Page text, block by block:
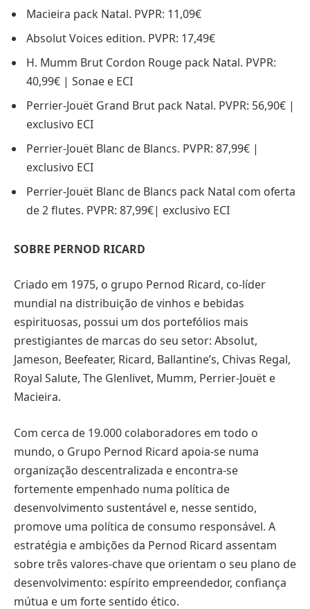
Macieira pack Natal. PVPR: 11,09€
Absolut Voices edition. PVPR: 17,49€
H. Mumm Brut Cordon Rouge pack Natal. PVPR:
40,99€ | Sonae e ECI
Perrier-Jouët Grand Brut pack Natal. PVPR: 56,90€ |
exclusivo ECI
Perrier-Jouët Blanc de Blancs. PVPR: 87,99€ |
exclusivo ECI
Perrier-Jouët Blanc de Blancs pack Natal com oferta
de 2 flutes. PVPR: 87,99€| exclusivo ECI
SOBRE PERNOD RICARD
Criado em 1975, o grupo Pernod Ricard, co-líder
mundial na distribuição de vinhos e bebidas
espirituosas, possui um dos portefólios mais
prestigiantes de marcas do seu setor: Absolut,
Jameson, Beefeater, Ricard, Ballantine’s, Chivas Regal,
Royal Salute, The Glenlivet, Mumm, Perrier-Jouët e
Macieira.
Com cerca de 19.000 colaboradores em todo o
mundo, o Grupo Pernod Ricard apoia-se numa
organização descentralizada e encontra-se
fortemente empenhado numa política de
desenvolvimento sustentável e, nesse sentido,
promove uma política de consumo responsável. A
estratégia e ambições da Pernod Ricard assentam
sobre três valores-chave que orientam o seu plano de
desenvolvimento: espírito empreendedor, confiança
mútua e um forte sentido ético.